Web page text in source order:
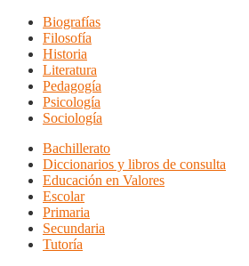
Biografías
Filosofía
Historia
Literatura
Pedagogía
Psicología
Sociología
Bachillerato
Diccionarios y libros de consulta
Educación en Valores
Escolar
Primaria
Secundaria
Tutoría